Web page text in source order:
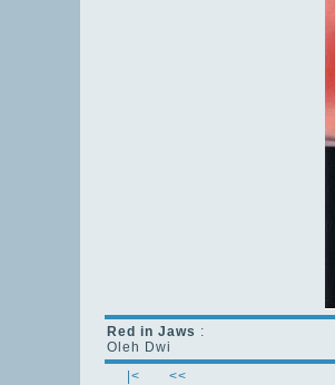
Red in Jaws :
Oleh Dwi
|<
<<